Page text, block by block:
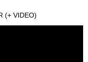
(+ VIDEO)